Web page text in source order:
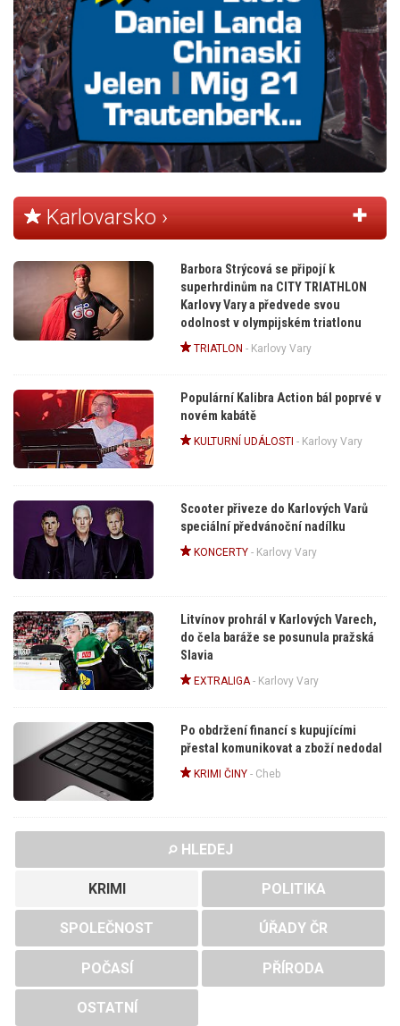
Karlovarsko ›
Barbora Strýcová se připojí k
superhrdinům na CITY TRIATHLON
Karlovy Vary a předvede svou
odolnost v olympijském triatlonu
TRIATLON - Karlovy Vary
Populární Kalibra Action bál poprvé v
novém kabátě
KULTURNÍ UDÁLOSTI - Karlovy Vary
Scooter přiveze do Karlových Varů
speciální předvánoční nadílku
KONCERTY- Karlovy Vary
Litvínov prohrál v Karlových Varech,
do čela baráže se posunula pražská
Slavia
EXTRALIGA- Karlovy Vary
Po obdržení financí s kupujícími
přestal komunikovat a zboží nedodal
KRIMI ČINY- Cheb
HLEDEJ
KRIMI POLITIKA
SPOLEČNOST ÚŘADY ČR
POČASÍ PŘÍRODA
OSTATNÍ